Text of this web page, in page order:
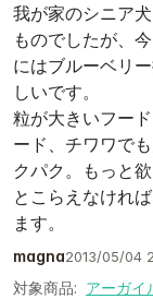
我が家のシニア
ものでしたが、
にはブルーベリ
しいです。
粒が大きいフー
ード、チワワで
クパク。もっと
とこらえなけれ
ます。
magna2013/05/04
対象商品: アーガイ